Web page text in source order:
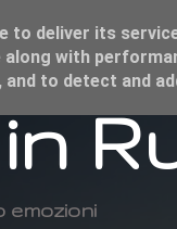
emozioni
to deliver its
with
to detect and